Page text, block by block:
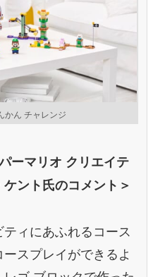
かん チャレンジ
ーマリオ クリエイテ
ント氏のコメント＞
ィにあふれるコース
スプレイができるよ